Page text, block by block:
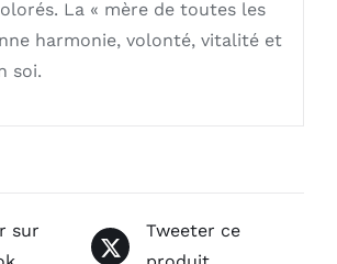
La « mère de toutes les
harmonie, volonté, vitalité et
soi.
sur
Tweeter ce